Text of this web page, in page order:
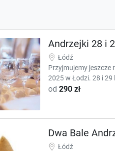
Andrzejki 28 i
Łódź
Przyjmujemy jeszcze
2025 w Łodzi. 28 i
od 290 zł
Dwa Bale
Łódź